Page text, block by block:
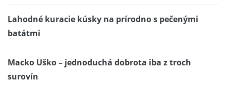
Lahodné kuracie kúsky na prírodno s pečenými
batátmi
Macko Uško – jednoduchá dobrota iba z troch
surovín